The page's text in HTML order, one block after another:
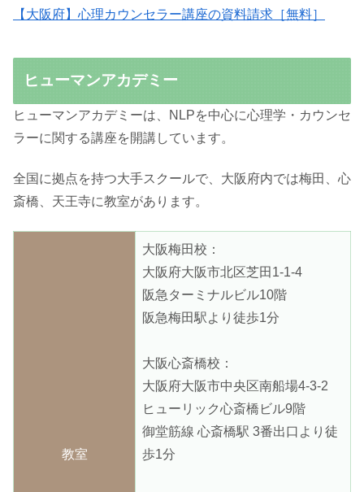
【大阪府】心理カウンセラー講座の資料請求［無料］
ヒューマンアカデミー
ヒューマンアカデミーは、NLPを中心に心理学・カウンセ
ラーに関する講座を開講しています。
全国に拠点を持つ大手スクールで、大阪府内では梅田、心
斎橋、天王寺に教室があります。
教室
大阪梅田校：
大阪府大阪市北区芝田1-1-4
阪急ターミナルビル10階
阪急梅田駅より徒歩1分
大阪心斎橋校：
大阪府大阪市中央区南船場4-3-2
ヒューリック心斎橋ビル9階
御堂筋線 心斎橋駅 3番出口より徒
歩1分